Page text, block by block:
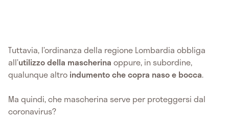
Tuttavia, l’ordinanza della regione Lombardia obbliga
all’utilizzo della mascherina oppure, in subordine,
qualunque altro indumento che copra naso e bocca.
Ma quindi, che mascherina serve per proteggersi dal
coronavirus?